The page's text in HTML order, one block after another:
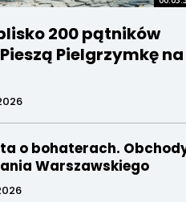
200 pątników
Pielgrzymkę na
o bohaterach.
Warszawskiego